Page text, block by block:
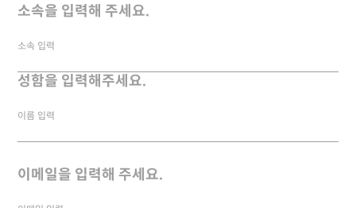
소속을 입력해 주세요.
성함을 입력해주세요.
이메일을 입력해 주세요.